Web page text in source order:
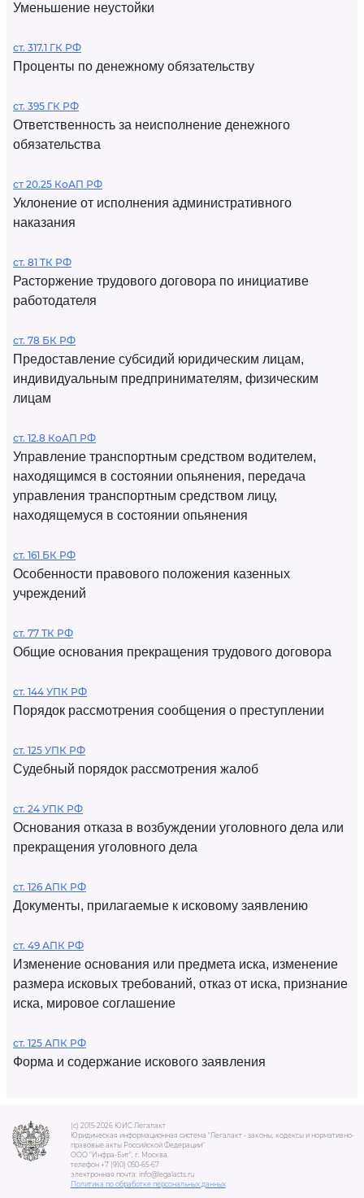
Уменьшение неустойки
ст. 317.1 ГК РФ
Проценты по денежному обязательству
ст. 395 ГК РФ
Ответственность за неисполнение денежного
обязательства
ст 20.25 КоАП РФ
Уклонение от исполнения административного
наказания
ст. 81 ТК РФ
Расторжение трудового договора по инициативе
работодателя
ст. 78 БК РФ
Предоставление субсидий юридическим лицам,
индивидуальным предпринимателям, физическим
лицам
ст. 12.8 КоАП РФ
Управление транспортным средством водителем,
находящимся в состоянии опьянения, передача
управления транспортным средством лицу,
находящемуся в состоянии опьянения
ст. 161 БК РФ
Особенности правового положения казенных
учреждений
ст. 77 ТК РФ
Общие основания прекращения трудового договора
ст. 144 УПК РФ
Порядок рассмотрения сообщения о преступлении
ст. 125 УПК РФ
Судебный порядок рассмотрения жалоб
ст. 24 УПК РФ
Основания отказа в возбуждении уголовного дела или
прекращения уголовного дела
ст. 126 АПК РФ
Документы, прилагаемые к исковому заявлению
ст. 49 АПК РФ
Изменение основания или предмета иска, изменение
размера исковых требований, отказ от иска, признание
иска, мировое соглашение
ст. 125 АПК РФ
Форма и содержание искового заявления
(c) 2015-2026 ЮИС Легалакт
Юридическая информационная система "Легалакт - законы, кодексы и нормативно-
правовые акты Российской Федерации"
ООО "Инфра-Бит", г. Москва.
телефон +7 (910) 050-65-67
электронная почта: info@legalacts.ru
Политика по обработке персональных данных